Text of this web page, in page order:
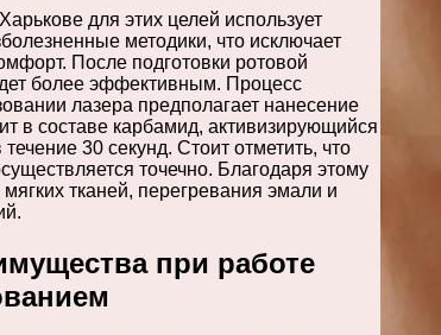
для этих целей использует
методики, что исключает
После подготовки ротовой
более эффективным. Процесс
лазера предполагает нанесение
в составе карбамид, активизирующийся
30 секунд. Стоит отметить, что
точечно. Благодаря этому
тканей, перегревания эмали и
при работе